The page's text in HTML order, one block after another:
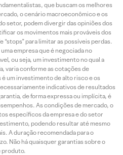
que buscam os melhores
o cenário macroeconômico e os
setor, podem divergir das opiniões dos
os movimentos mais prováveis dos
para limitar as possíveis perdas.
empresa que é negociada no
ou seja, um investimento no qual a
varia conforme as cotações de
um investimento de alto risco e os
indicativos de resultados
de forma expressa ou implícita, é
As condições de mercado, o
específicos da empresa e do setor
podendo resultar até mesmo
A duração recomendada para o
Não há quaisquer garantias sobre o
produto.